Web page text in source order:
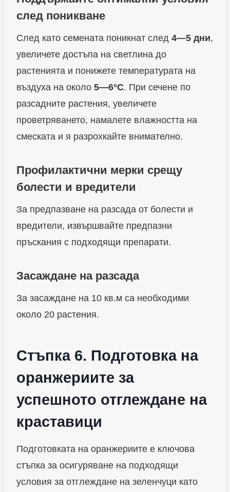
след поникване
След като семената поникнат след 4—5 дни,
увеличете достъпа на светлина до
растенията и понижете температурата на
въздуха на около 5—6°C. При сечене по
разсадните растения, увеличете
проветряването, намалете влажността на
смеската и я разрохкайте внимателно.
Профилактични мерки срещу
болести и вредители
За предпазване на разсада от болести и
вредители, извършвайте предпазни
пръскания с подходящи препарати.
Засаждане на разсада
За засаждане на 10 кв.м са необходими
около 20 растения.
Стъпка 6. Подготовка на
оранжериите за
успешното отглеждане на
краставици
Подготовката на оранжериите е ключова
стъпка за осигуряване на подходящи
условия за отглеждане на зеленчуци като